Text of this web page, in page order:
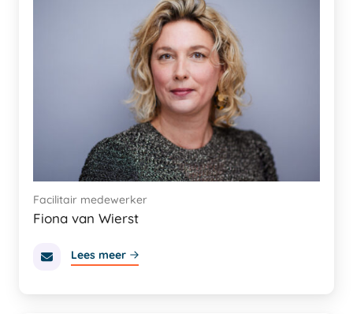
Fiona van Wierst
Facilitair medewerker
Lees meer